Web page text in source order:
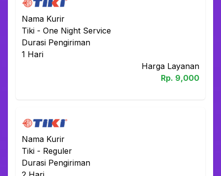
Nama Kurir
Tiki - One Night Service
Durasi Pengiriman
1 Hari
Harga Layanan
Rp. 9,000
Nama Kurir
Tiki - Reguler
Durasi Pengiriman